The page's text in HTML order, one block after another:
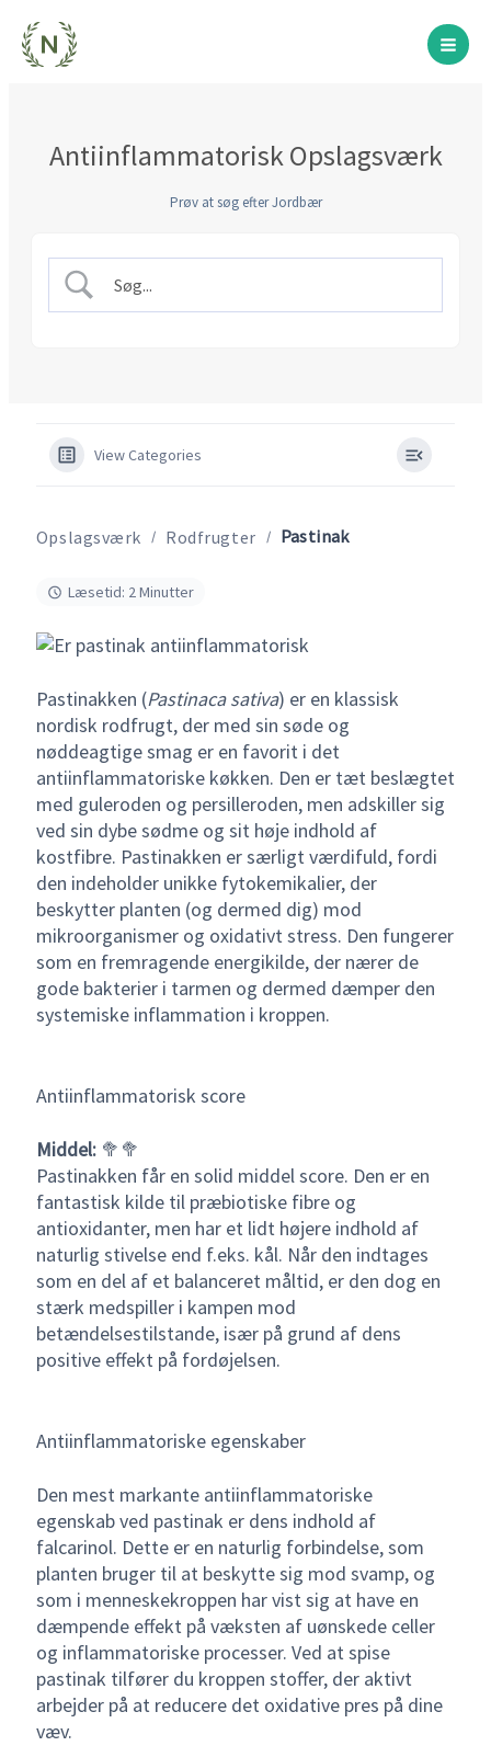
indholdet
Antiinflammatorisk Opslagsværk
Prøv at søg efter Jordbær
View Categories
Opslagsværk Rodfrugter Pastinak
Læsetid: 2 Minutter
Pastinakken (Pastinaca sativa) er en klassisk
nordisk rodfrugt, der med sin søde og
nøddeagtige smag er en favorit i det
antiinflammatoriske køkken. Den er tæt beslægtet
med guleroden og persilleroden, men adskiller sig
ved sin dybe sødme og sit høje indhold af
kostfibre. Pastinakken er særligt værdifuld, fordi
den indeholder unikke fytokemikalier, der
beskytter planten (og dermed dig) mod
mikroorganismer og oxidativt stress. Den fungerer
som en fremragende energikilde, der nærer de
gode bakterier i tarmen og dermed dæmper den
systemiske inflammation i kroppen.
Antiinflammatorisk score
Middel:🥦🥦
Pastinakken får en solid middel score. Den er en
fantastisk kilde til præbiotiske fibre og
antioxidanter, men har et lidt højere indhold af
naturlig stivelse end f.eks. kål. Når den indtages
som en del af et balanceret måltid, er den dog en
stærk medspiller i kampen mod
betændelsestilstande, især på grund af dens
positive effekt på fordøjelsen.
Antiinflammatoriske egenskaber
Den mest markante antiinflammatoriske
egenskab ved pastinak er dens indhold af
falcarinol. Dette er en naturlig forbindelse, som
planten bruger til at beskytte sig mod svamp, og
som i menneskekroppen har vist sig at have en
dæmpende effekt på væksten af uønskede celler
og inflammatoriske processer. Ved at spise
pastinak tilfører du kroppen stoffer, der aktivt
arbejder på at reducere det oxidative pres på dine
væv.